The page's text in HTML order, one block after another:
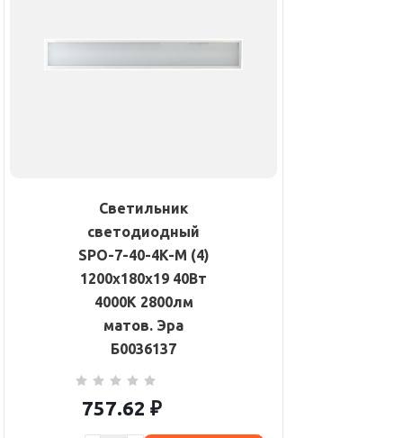
Светильник
светодиодный
SPO-7-40-4K-M (4)
1200х180х19 40Вт
4000К 2800лм
матов. Эра
Б0036137
757.62 ₽